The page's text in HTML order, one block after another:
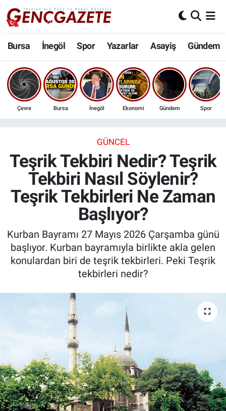
Bursa İnegöl Spor Yazarlar Asayiş Gündem
Çevre Bursa İnegöl Ekonomi Gündem Spor
GÜNCEL
Teşrik Tekbiri Nedir? Teşrik
Tekbiri Nasıl Söylenir?
Teşrik Tekbirleri Ne Zaman
Başlıyor?
Kurban Bayramı 27 Mayıs 2026 Çarşamba günü
başlıyor. Kurban bayramıyla birlikte akla gelen
konulardan biri de teşrik tekbirleri. Peki Teşrik
tekbirleri nedir?
Bursa
İnegöl
3.SAYFA
Ekonomi
Güncel
Kadın & Aile
Kültür & Sanat
Sağlık
Yazarlar
Astroloji-Rüya
Nöbetçi Eczaneler
Hava Durumu
Trafik Durumu
Son Dakika Haberleri
Haber Arşivi